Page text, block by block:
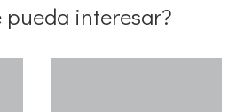
pueda interesar?